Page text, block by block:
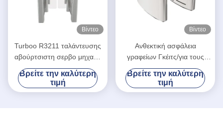
Βίντεο
Turboo R3211 ταλάντευσης
αβούρτσιστη σερβο μηχανή
100w συστημάτων
ασφαλείας πυλών βιομετρική
Βρείτε την καλύτερη
τιμή
Βίντεο
Ανθεκτική ασφάλεια
γραφείων Γκέιτς/για τους
πεζούς προσδιορισμός
θέσης πυλών περιστροφικών
πυλών ακριβής
Βρείτε την καλύτερη
τιμή